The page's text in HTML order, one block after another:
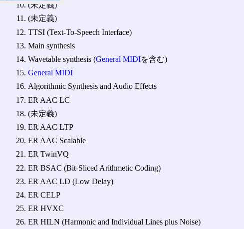
(未定義)
(未定義)
TTSI (Text-To-Speech Interface)
Main synthesis
Wavetable synthesis (General MIDIを含む)
General MIDI
Algorithmic Synthesis and Audio Effects
ER AAC LC
(未定義)
ER AAC LTP
ER AAC Scalable
ER TwinVQ
ER BSAC (Bit-Sliced Arithmetic Coding)
ER AAC LD (Low Delay)
ER CELP
ER HVXC
ER HILN (Harmonic and Individual Lines plus Noise)